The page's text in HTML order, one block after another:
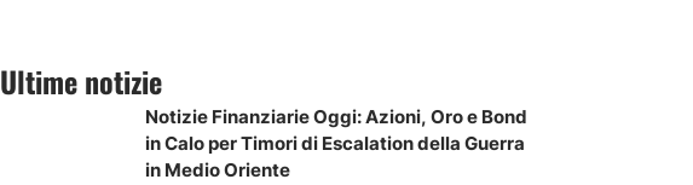
Ultime notizie
Notizie Finanziarie Oggi: Azioni, Oro e Bond
in Calo per Timori di Escalation della Guerra
in Medio Oriente